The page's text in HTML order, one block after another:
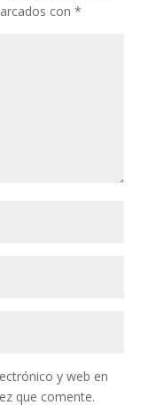
con *
y web en
que comente.